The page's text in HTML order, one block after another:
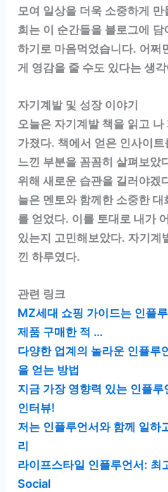
모여 일상을 더욱 소중하게
희는 이 순간들을 블로그에
하기로 마음먹었습니다. 어쩌
게 영감을 줄 수도 있다는 생
자기계발 및 성장 이야기
오늘은 자기계발 책을 읽고
가졌다. 책에서 얻은 인사이
느낀 부분을 꼼꼼히 살펴보았
위해 새로운 습관을 길러야겠
늘은 멘토와 함께한 소중한
를 얻었다. 이를 토대로 내가
있는지 고민해보았다. 자기계
낀 하루였다.
관련 링크
MZ세대 쇼핑 가이드는 인플
제품 구매한 적 …
다양한 업계의 놀라운 인플루
을 얻는 방법
지금 가장 영향력 있는 인플
인터뷰!
저는 인플루언서와 함께 일하
리
라이프스타일 인플루언서: 최
Social